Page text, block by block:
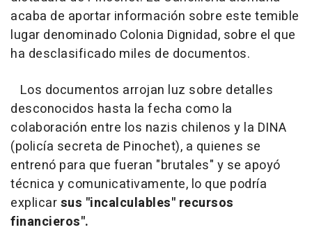
acaba de aportar información sobre este temible
lugar denominado Colonia Dignidad, sobre el que
ha desclasificado miles de documentos.
Los documentos arrojan luz sobre detalles
desconocidos hasta la fecha como la
colaboración entre los nazis chilenos y la DINA
(policía secreta de Pinochet), a quienes se
entrenó para que fueran "brutales" y se apoyó
técnica y comunicativamente, lo que podría
explicarsus "incalculables" recursos
financieros".